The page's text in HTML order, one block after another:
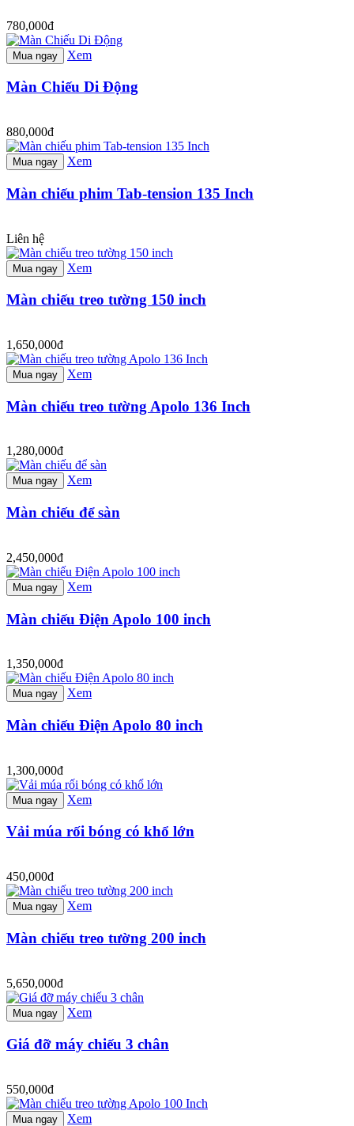
780,000đ
Mua ngay Xem
Màn Chiếu Di Động
880,000đ
Mua ngay Xem
Màn chiếu phim Tab-tension 135 Inch
Liên hệ
Mua ngay Xem
Màn chiếu treo tường 150 inch
1,650,000đ
Mua ngay Xem
Màn chiếu treo tường Apolo 136 Inch
1,280,000đ
Mua ngay Xem
Màn chiếu để sàn
2,450,000đ
Mua ngay Xem
Màn chiếu Điện Apolo 100 inch
1,350,000đ
Mua ngay Xem
Màn chiếu Điện Apolo 80 inch
1,300,000đ
Mua ngay Xem
Vải múa rối bóng có khổ lớn
450,000đ
Mua ngay Xem
Màn chiếu treo tường 200 inch
5,650,000đ
Mua ngay Xem
Giá đỡ máy chiếu 3 chân
550,000đ
Mua ngay Xem